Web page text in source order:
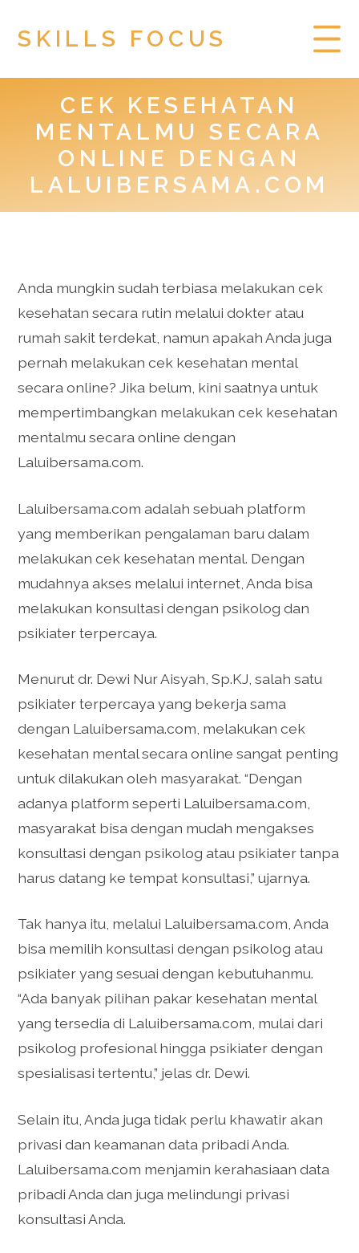
SKILLS FOCUS
HOME
PRIVACY POLICY
TOGEL HONGKONG
CEK KESEHATAN
MENTALMU SECARA
ONLINE DENGAN
LALUIBERSAMA.COM
Anda mungkin sudah terbiasa melakukan cek
kesehatan secara rutin melalui dokter atau
rumah sakit terdekat, namun apakah Anda juga
pernah melakukan cek kesehatan mental
secara online? Jika belum, kini saatnya untuk
mempertimbangkan melakukan cek kesehatan
mentalmu secara online dengan
Laluibersama.com.
Laluibersama.com adalah sebuah platform
yang memberikan pengalaman baru dalam
melakukan cek kesehatan mental. Dengan
mudahnya akses melalui internet, Anda bisa
melakukan konsultasi dengan psikolog dan
psikiater terpercaya.
Menurut dr. Dewi Nur Aisyah, Sp.KJ, salah satu
psikiater terpercaya yang bekerja sama
dengan Laluibersama.com, melakukan cek
kesehatan mental secara online sangat penting
untuk dilakukan oleh masyarakat. “Dengan
adanya platform seperti Laluibersama.com,
masyarakat bisa dengan mudah mengakses
konsultasi dengan psikolog atau psikiater tanpa
harus datang ke tempat konsultasi,” ujarnya.
Tak hanya itu, melalui Laluibersama.com, Anda
bisa memilih konsultasi dengan psikolog atau
psikiater yang sesuai dengan kebutuhanmu.
“Ada banyak pilihan pakar kesehatan mental
yang tersedia di Laluibersama.com, mulai dari
psikolog profesional hingga psikiater dengan
spesialisasi tertentu,” jelas dr. Dewi.
Selain itu, Anda juga tidak perlu khawatir akan
privasi dan keamanan data pribadi Anda.
Laluibersama.com menjamin kerahasiaan data
pribadi Anda dan juga melindungi privasi
konsultasi Anda.